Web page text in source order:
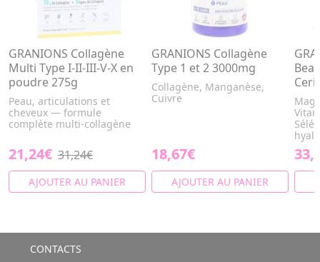
GRANIONS Collagène
Multi Type I-II-III-V-X en
poudre 275g
Peau, articulations et
cheveux — formule
complète multi-collagène
21,24€ 31,24€
AJOUTER AU PANIER
GRANIONS Collagène
Type 1 et 2 3000mg
Collagène, Manganèse,
Cuivre
18,67€
AJOUTER AU PANIER
CONTACTS